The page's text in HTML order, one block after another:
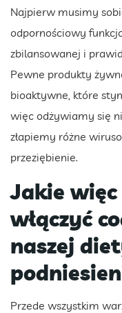
Najpierw musimy
odpornościowy
zbilansowanej i
Pewne produkty
bioaktywne, które
więc odżywiamy się
złapiemy różne
przeziębienie.
Jakie
włączyć
naszej
Przede wszystkim